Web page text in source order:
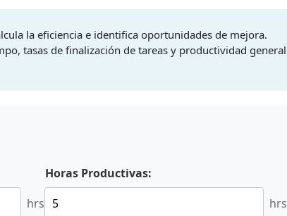
la eficiencia e identifica oportunidades de mejora.
tasas de finalización de tareas y productividad general
hrs
Horas Productivas:
hrs